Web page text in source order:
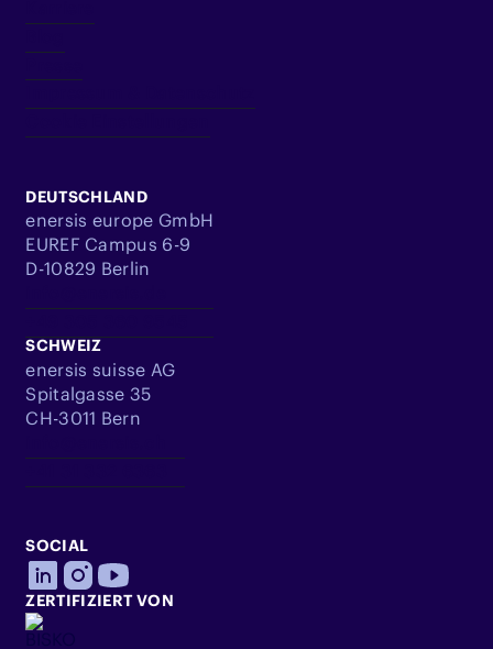
DEUTSCHLAND
enersis europe GmbH
EUREF Campus 6-9
D-10829 Berlin
SCHWEIZ
enersis suisse AG
Spitalgasse 35
CH-3011 Bern
SOCIAL
ZERTIFIZIERT VON